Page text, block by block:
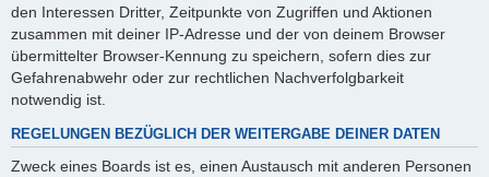
den Interessen Dritter, Zeitpunkte von Zugriffen und Aktionen
zusammen mit deiner IP-Adresse und der von deinem Browser
übermittelter Browser-Kennung zu speichern, sofern dies zur
Gefahrenabwehr oder zur rechtlichen Nachverfolgbarkeit
notwendig ist.
REGELUNGEN BEZÜGLICH DER WEITERGABE DEINER DATEN
Zweck eines Boards ist es, einen Austausch mit anderen Personen